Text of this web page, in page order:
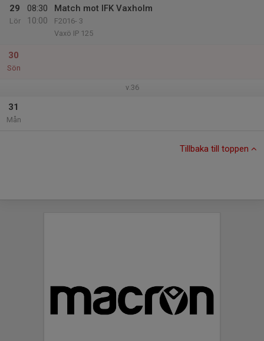
29
Lör
08:30
10:00
Match mot IFK Vaxholm
F2016- 3
Vaxö IP 125
30
Sön
v.36
31
Mån
Tillbaka till toppen